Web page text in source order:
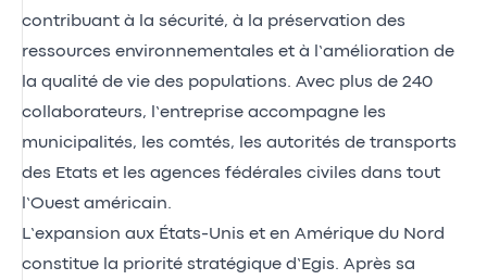
contribuant à la sécurité, à la préservation des
ressources environnementales et à l’amélioration de
la qualité de vie des populations. Avec plus de 240
collaborateurs, l’entreprise accompagne les
municipalités, les comtés, les autorités de transports
des Etats et les agences fédérales civiles dans tout
l’Ouest américain.
L’expansion aux États-Unis et en Amérique du Nord
constitue la priorité stratégique d’Egis. Après sa